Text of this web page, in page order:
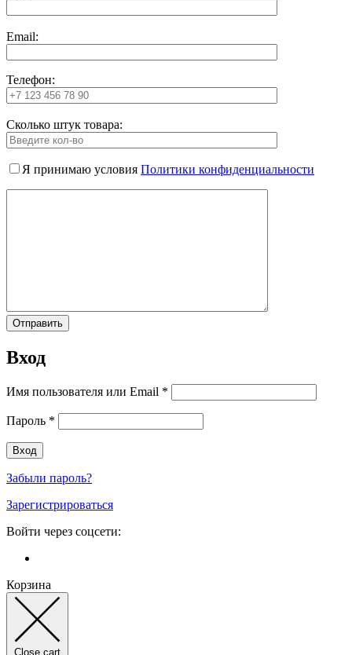
Email:
Телефон:
Сколько штук товара:
Я принимаю условия Политики конфиденциальности
Вход
Имя пользователя или Email *
Пароль *
Забыли пароль?
Зарегистрироваться
Войти через соцсети:
Корзина
Close cart